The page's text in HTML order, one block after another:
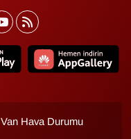
Van Hava Durumu